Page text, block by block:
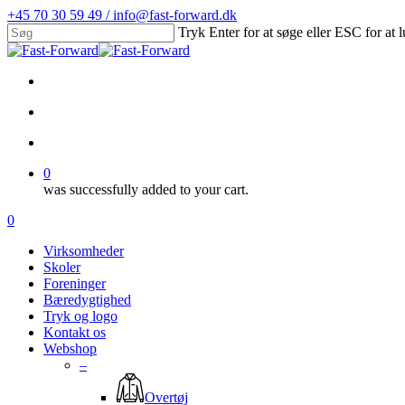
Skip
to
main
+45 70 30 59 49 / info@fast-forward.dk
Tryk Enter for at søge eller ESC for at
Close
0
was successfully added to your cart.
Menu
search
account
0
Virksomheder
Skoler
Foreninger
Bæredygtighed
Tryk og logo
Kontakt os
Webshop
–
Overtøj